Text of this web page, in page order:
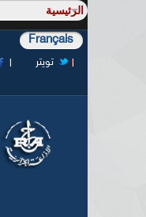
Français
تويتر